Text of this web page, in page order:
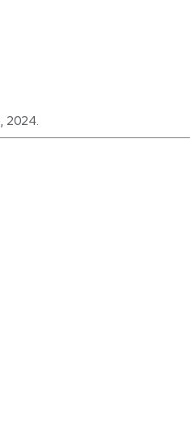
2024.